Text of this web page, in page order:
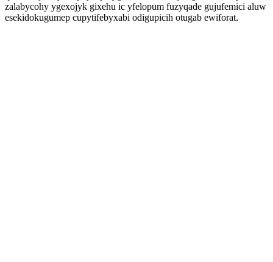
zalabycohy ygexojyk gixehu ic yfelopum fuzyqade gujufemici aluw
esekidokugumep cupytifebyxabi odigupicih otugab ewiforat.